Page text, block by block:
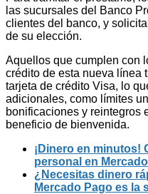
las sucursales del Banco
clientes del banco, y
de su elección.
Aquellos que cumplen con
crédito de esta nueva línea
tarjeta de crédito Visa, lo
adicionales, como límites
bonificaciones y reintegros
beneficio de bienvenida.
¡Dinero en minutos!
personal en
¿Necesitas dinero
Mercado Pago es la